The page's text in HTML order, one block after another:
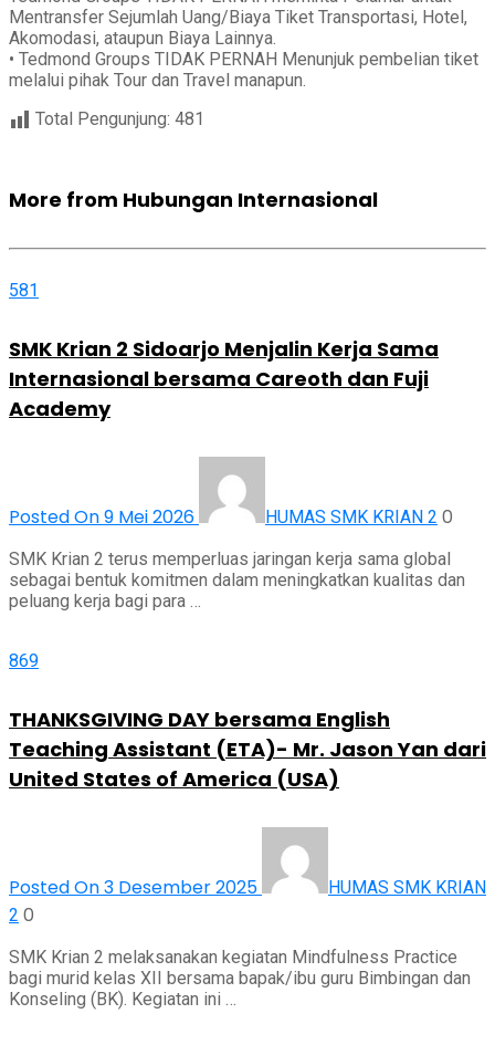
Mentransfer Sejumlah Uang/Biaya Tiket Transportasi, Hotel,
Akomodasi, ataupun Biaya Lainnya.
• Tedmond Groups TIDAK PERNAH Menunjuk pembelian tiket
melalui pihak Tour dan Travel manapun.
Total Pengunjung: 481
More from Hubungan Internasional
581
SMK Krian 2 Sidoarjo Menjalin Kerja Sama
Internasional bersama Careoth dan Fuji
Academy
Posted On 9 Mei 2026 HUMAS SMK KRIAN 2 0
SMK Krian 2 terus memperluas jaringan kerja sama global
sebagai bentuk komitmen dalam meningkatkan kualitas dan
peluang kerja bagi para …
869
THANKSGIVING DAY bersama English
Teaching Assistant (ETA)- Mr. Jason Yan dari
United States of America (USA)
Posted On 3 Desember 2025
HUMAS SMK KRIAN
2 0
SMK Krian 2 melaksanakan kegiatan Mindfulness Practice
bagi murid kelas XII bersama bapak/ibu guru Bimbingan dan
Konseling (BK). Kegiatan ini …